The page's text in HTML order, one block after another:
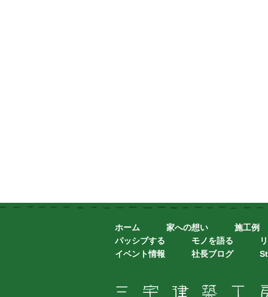
ホーム 家への想い 施工例
パッシブする
モノを語る
イベント情報
社長ブログ